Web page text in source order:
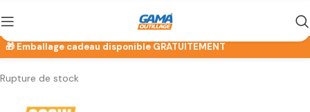
Rupture de stock